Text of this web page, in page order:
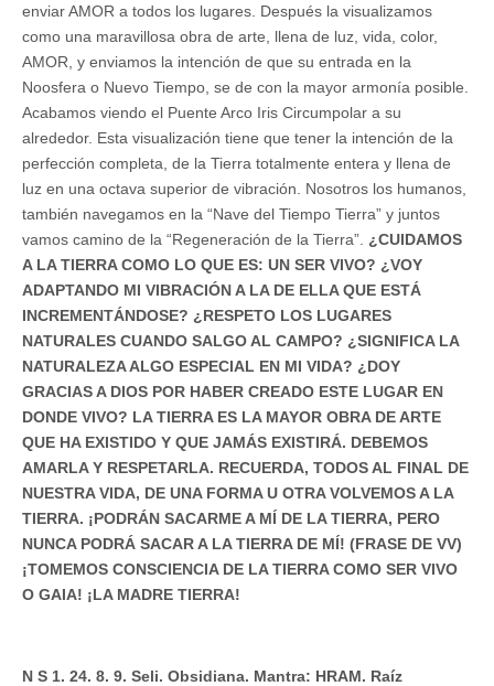
enviar AMOR a todos los lugares. Después la visualizamos
como una maravillosa obra de arte, llena de luz, vida, color,
AMOR, y enviamos la intención de que su entrada en la
Noosfera o Nuevo Tiempo, se de con la mayor armonía posible.
Acabamos viendo el Puente Arco Iris Circumpolar a su
alrededor. Esta visualización tiene que tener la intención de la
perfección completa, de la Tierra totalmente entera y llena de
luz en una octava superior de vibración. Nosotros los humanos,
también navegamos en la “Nave del Tiempo Tierra” y juntos
vamos camino de la “Regeneración de la Tierra”. ¿CUIDAMOS
A LA TIERRA COMO LO QUE ES: UN SER VIVO? ¿VOY
ADAPTANDO MI VIBRACIÓN A LA DE ELLA QUE ESTÁ
INCREMENTÁNDOSE? ¿RESPETO LOS LUGARES
NATURALES CUANDO SALGO AL CAMPO? ¿SIGNIFICA LA
NATURALEZA ALGO ESPECIAL EN MI VIDA? ¿DOY
GRACIAS A DIOS POR HABER CREADO ESTE LUGAR EN
DONDE VIVO? LA TIERRA ES LA MAYOR OBRA DE ARTE
QUE HA EXISTIDO Y QUE JAMÁS EXISTIRÁ. DEBEMOS
AMARLA Y RESPETARLA. RECUERDA, TODOS AL FINAL DE
NUESTRA VIDA, DE UNA FORMA U OTRA VOLVEMOS A LA
TIERRA. ¡PODRÁN SACARME A MÍ DE LA TIERRA, PERO
NUNCA PODRÁ SACAR A LA TIERRA DE MÍ! (FRASE DE VV)
¡TOMEMOS CONSCIENCIA DE LA TIERRA COMO SER VIVO
O GAIA! ¡LA MADRE TIERRA!
N S 1. 24. 8. 9. Seli. Obsidiana. Mantra: HRAM. Raíz